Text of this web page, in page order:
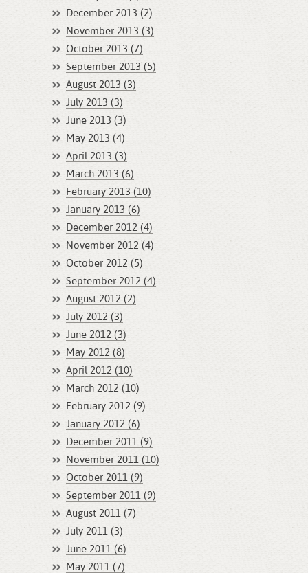
December 2013 (2)
November 2013 (3)
October 2013 (7)
September 2013 (5)
August 2013 (3)
July 2013 (3)
June 2013 (3)
May 2013 (4)
April 2013 (3)
March 2013 (6)
February 2013 (10)
January 2013 (6)
December 2012 (4)
November 2012 (4)
October 2012 (5)
September 2012 (4)
August 2012 (2)
July 2012 (3)
June 2012 (3)
May 2012 (8)
April 2012 (10)
March 2012 (10)
February 2012 (9)
January 2012 (6)
December 2011 (9)
November 2011 (10)
October 2011 (9)
September 2011 (9)
August 2011 (7)
July 2011 (3)
June 2011 (6)
May 2011 (7)